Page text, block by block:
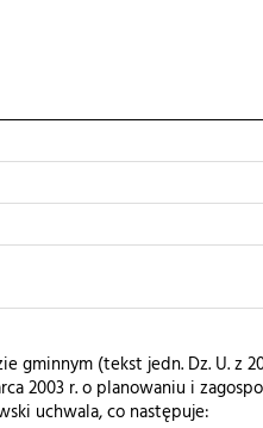
gminnym (tekst jedn. Dz. U. z
2003 r. o planowaniu i
uchwala, co następuje: